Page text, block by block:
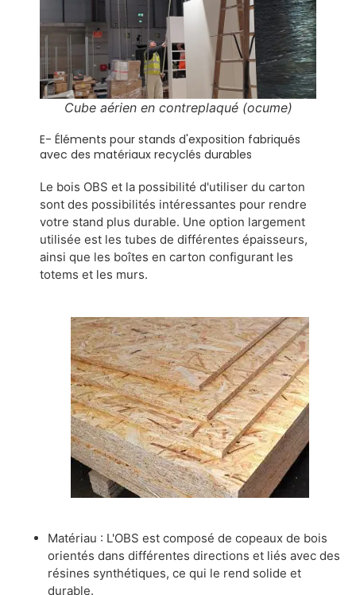
Cube aérien en contreplaqué (ocume)
E- Éléments pour stands d'exposition fabriqués
avec des matériaux recyclés durables
Le bois OBS et la possibilité d'utiliser du carton
sont des possibilités intéressantes pour rendre
votre stand plus durable. Une option largement
utilisée est les tubes de différentes épaisseurs,
ainsi que les boîtes en carton configurant les
totems et les murs.
Matériau : L'OBS est composé de copeaux de bois
orientés dans différentes directions et liés avec des
résines synthétiques, ce qui le rend solide et
durable.